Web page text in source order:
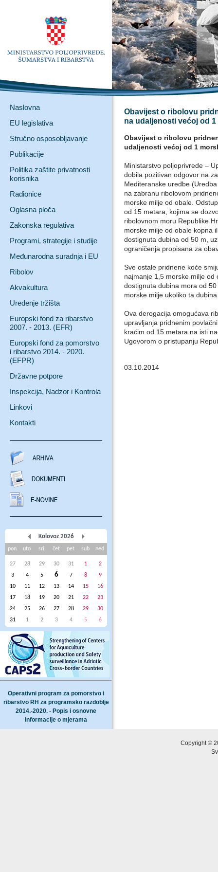
Naslovna
EU legislativa
Stručno osposobljavanje
Publikacije
Politika zaštite privatnosti
korisnika
Radionice
Oglasna ploča
Zakonska regulativa
Programi, strategije i studije
Međunarodna suradnja i EU
Ribolov
Akvakultura
Uređenje tržišta
Europski fond za ribarstvo
2007. - 2013. (EFR)
Europski fond za pomorstvo
i ribarstvo 2014. - 2020.
(EFPR)
Državne potpore
Inspekcija, Nadzor i Kontrola
Linkovi
Kontakti
Kolovoz 2026
pon uto sri čet pet sub ned
27 28 29 30 31 1
2
3
4 5 6 7 8
9
10
11 12 13 14 15
16
17
18 19 20 21 22
23
24
25 26 27 28 29
30
31
1 2 3 4 5 6
Operativni program za pomorstvo i
ribarstvo RH za programsko razdoblje
2014.-2020. - Popis i osnovne
informacije o mjerama
Obavijest o ribolovu
na udaljenosti većoj od
Obavijest o ribolovu
udaljenosti većoj od 1
Ministarstvo poljoprivrede –
dobila pozitivan odgovor na
Mediteranske uredbe
na zabranu ribolovom
morske milje od obale.
od 15 metara, kojima se
ribolovnom moru Republike
morske milje od obale kopna
dostignuta dubina od 50 m,
ograničenja propisana za
Sve ostale pridnene koće
najmanje 1,5 morske milje od
dostignuta dubina mora od
morske milje ukoliko ta
Ova derogacija omogućava
upravljanja pridnenim
kraćim od 15 metara na isti
Ugovorom o pristupanju
03.10.2014
Copyright ©